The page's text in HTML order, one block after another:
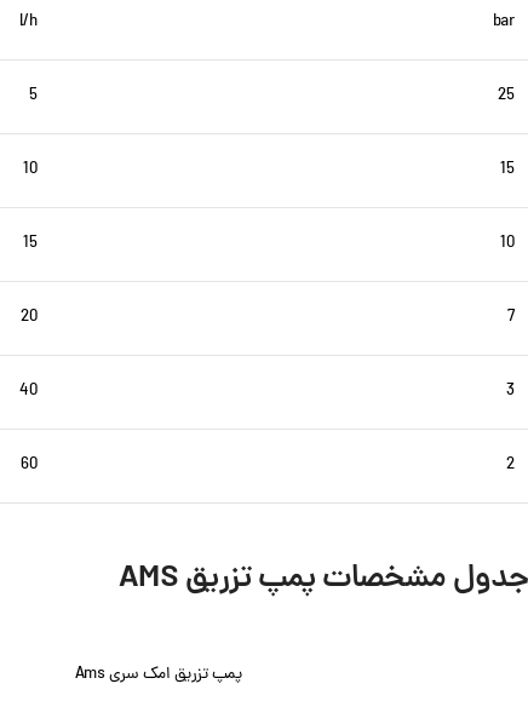
bar
l/h
25
5
15
10
10
15
7
20
3
40
2
60
جدول مشخصات پمپ تزریق AMS
پمپ تزریق امک سری Ams